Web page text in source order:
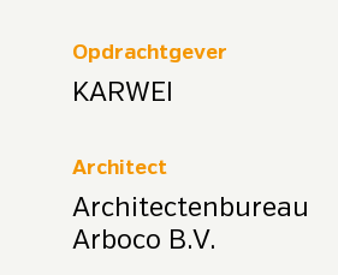
Opdrachtgever
KARWEI
Architect
Architectenbureau
Arboco B.V.